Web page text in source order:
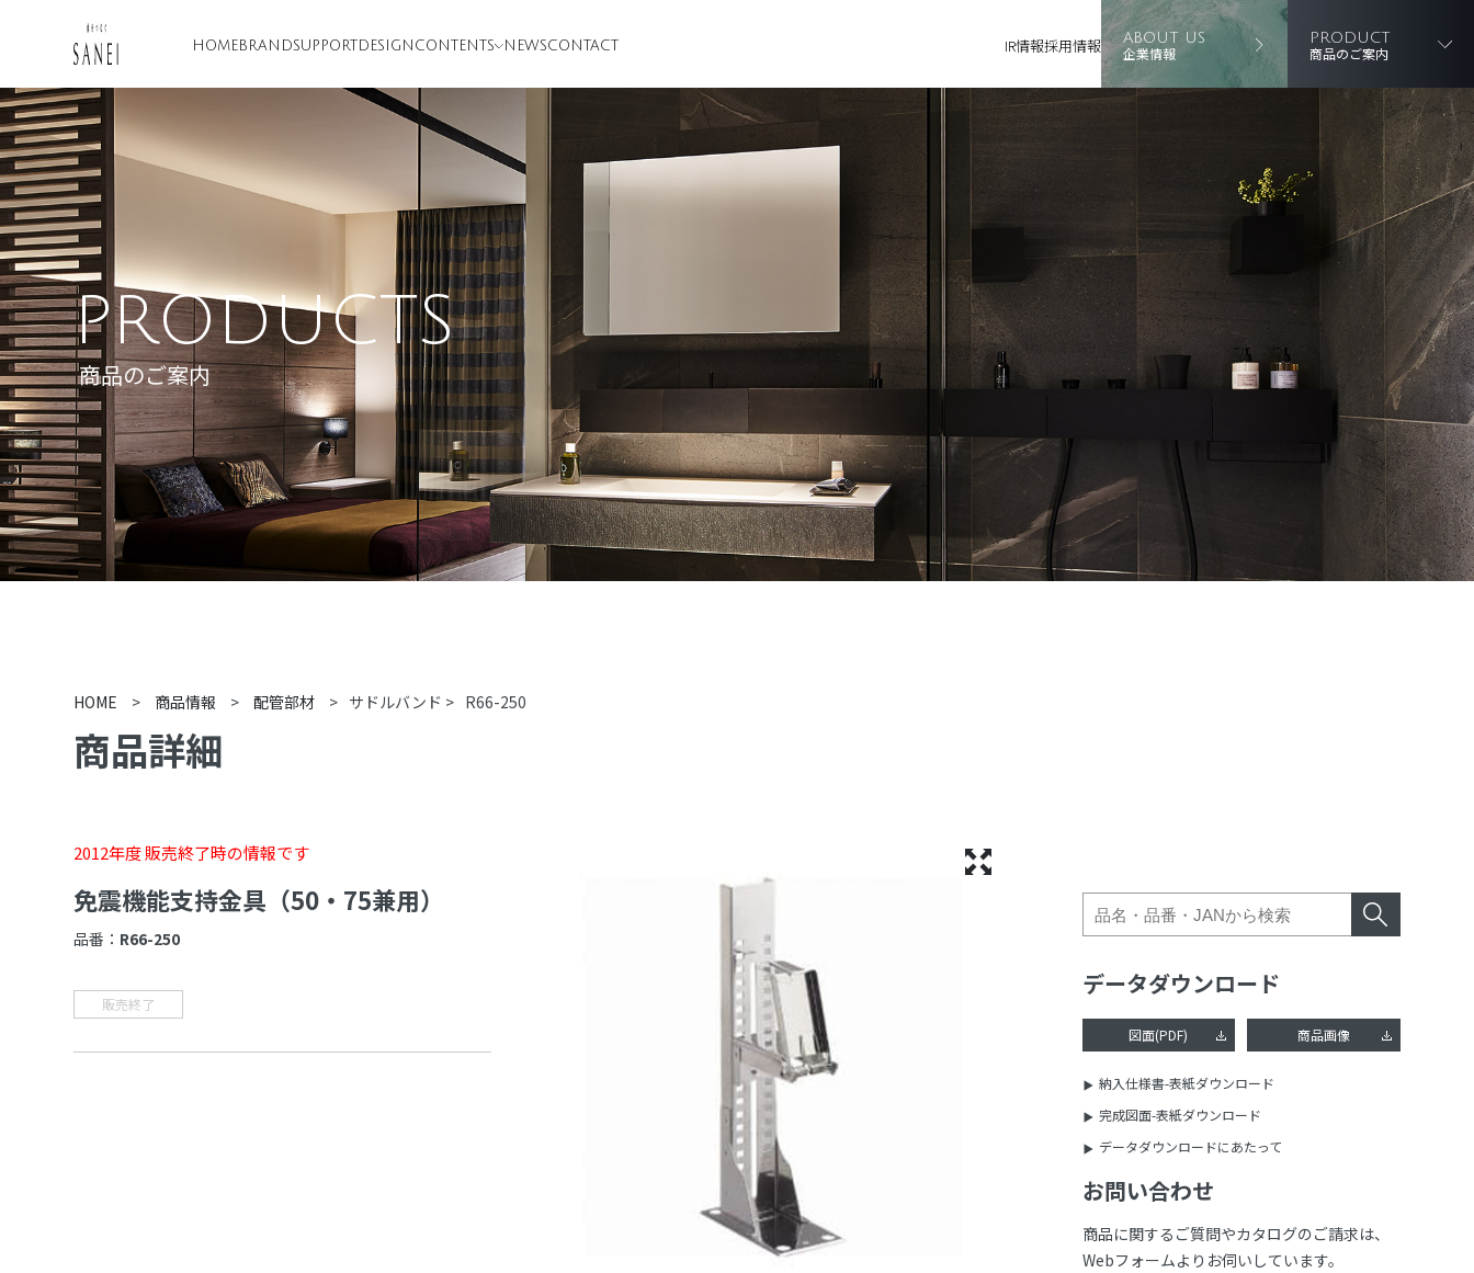
HOME BRANDSUPPORT DESIGN CONTENTS NEWSCONTACT IR情報採用情報 ABOUT US
企業情報
PRODUCT
商品のご案内
PRODUCTS
商品のご案内
HOME > 商品情報 > 配管部材 > サドルバンド > R66-250
商品詳細
2012年度 販売終了時の情報です
免震機能支持金具（50・75兼用）
品番： R66-250
販売終了
データダウンロード
図面(PDF) 商品画像
納入仕様書-表紙ダウンロード
完成図面-表紙ダウンロード
データダウンロードにあたって
お問い合わせ
商品に関するご質問やカタログのご請求は、
Webフォームよりお伺いしています。